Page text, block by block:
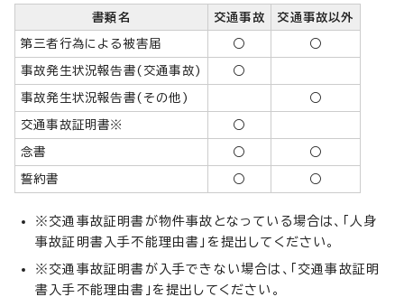
書類名 交通事故 交通事故以外
第三者行為による被害届 ○ ○
事故発生状況報告書(交通事故) ○
事故発生状況報告書(その他) ○
交通事故証明書※ ○
念書 ○ ○
誓約書 ○ ○
※交通事故証明書が物件事故となっている場合は、「人身
事故証明書入手不能理由書」を提出してください。
※交通事故証明書が入手できない場合は、「交通事故証明
書入手不能理由書」を提出してください。